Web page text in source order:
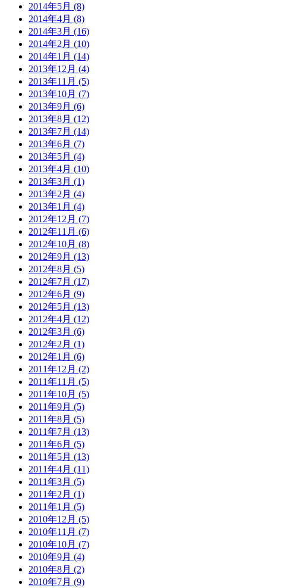
2014年5月 (8)
2014年4月 (8)
2014年3月 (16)
2014年2月 (10)
2014年1月 (14)
2013年12月 (4)
2013年11月 (5)
2013年10月 (7)
2013年9月 (6)
2013年8月 (12)
2013年7月 (14)
2013年6月 (7)
2013年5月 (4)
2013年4月 (10)
2013年3月 (1)
2013年2月 (4)
2013年1月 (4)
2012年12月 (7)
2012年11月 (6)
2012年10月 (8)
2012年9月 (13)
2012年8月 (5)
2012年7月 (17)
2012年6月 (9)
2012年5月 (13)
2012年4月 (12)
2012年3月 (6)
2012年2月 (1)
2012年1月 (6)
2011年12月 (2)
2011年11月 (5)
2011年10月 (5)
2011年9月 (5)
2011年8月 (5)
2011年7月 (13)
2011年6月 (5)
2011年5月 (13)
2011年4月 (11)
2011年3月 (5)
2011年2月 (1)
2011年1月 (5)
2010年12月 (5)
2010年11月 (7)
2010年10月 (7)
2010年9月 (4)
2010年8月 (2)
2010年7月 (9)